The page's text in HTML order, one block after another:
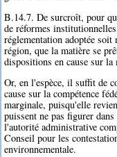
B.14.7. De surcroît, pour
de réformes
réglementation adoptée soit
région, que la matière se
dispositions en cause sur
Or, en l'espèce, il suffit de
cause sur la compétence
marginale, puisqu'elle
puissent ne pas figurer
l'autorité administrative
Conseil pour les
environnementale.